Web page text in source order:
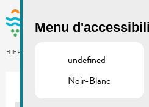
Skip to main content
BIERGER.REMICH.LU
Menu
undefined
Noir-Blanc